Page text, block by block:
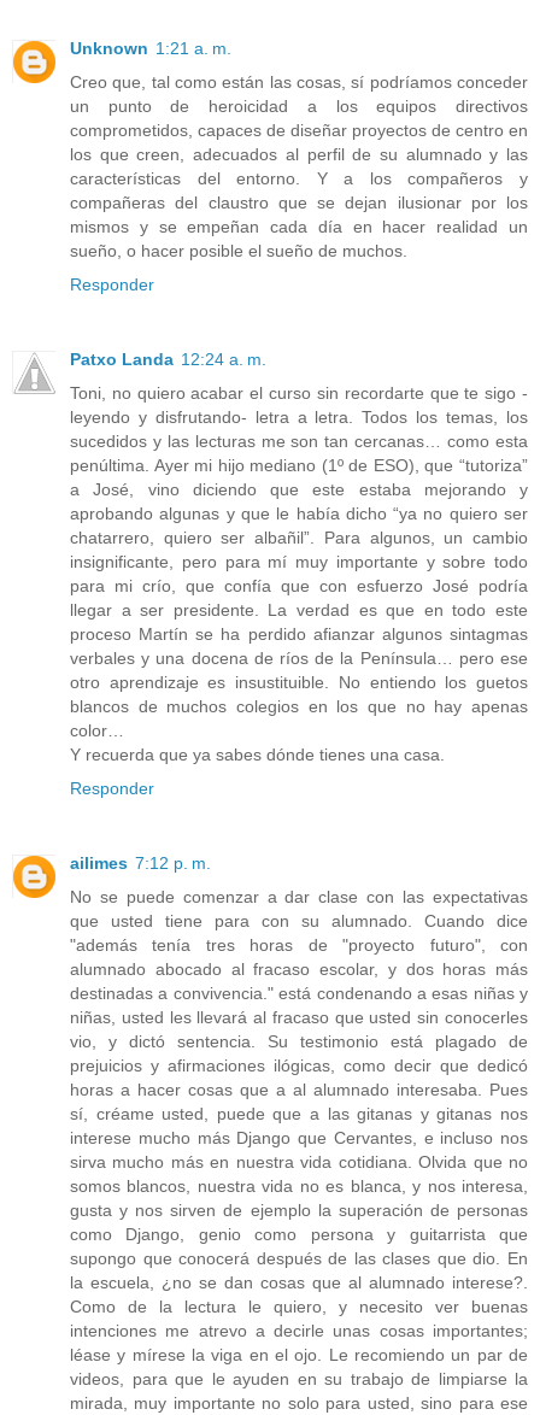
Unknown 1:21 a. m.
Creo que, tal como están las cosas, sí podríamos conceder
un punto de heroicidad a los equipos directivos
comprometidos, capaces de diseñar proyectos de centro en
los que creen, adecuados al perfil de su alumnado y las
características del entorno. Y a los compañeros y
compañeras del claustro que se dejan ilusionar por los
mismos y se empeñan cada día en hacer realidad un
sueño, o hacer posible el sueño de muchos.
Responder
Patxo Landa 12:24 a. m.
Toni, no quiero acabar el curso sin recordarte que te sigo -
leyendo y disfrutando- letra a letra. Todos los temas, los
sucedidos y las lecturas me son tan cercanas… como esta
penúltima. Ayer mi hijo mediano (1º de ESO), que “tutoriza”
a José, vino diciendo que este estaba mejorando y
aprobando algunas y que le había dicho “ya no quiero ser
chatarrero, quiero ser albañil”. Para algunos, un cambio
insignificante, pero para mí muy importante y sobre todo
para mi crío, que confía que con esfuerzo José podría
llegar a ser presidente. La verdad es que en todo este
proceso Martín se ha perdido afianzar algunos sintagmas
verbales y una docena de ríos de la Península… pero ese
otro aprendizaje es insustituible. No entiendo los guetos
blancos de muchos colegios en los que no hay apenas
color…
Y recuerda que ya sabes dónde tienes una casa.
Responder
ailimes 7:12 p. m.
No se puede comenzar a dar clase con las expectativas
que usted tiene para con su alumnado. Cuando dice
"además tenía tres horas de "proyecto futuro", con
alumnado abocado al fracaso escolar, y dos horas más
destinadas a convivencia." está condenando a esas niñas y
niñas, usted les llevará al fracaso que usted sin conocerles
vio, y dictó sentencia. Su testimonio está plagado de
prejuicios y afirmaciones ilógicas, como decir que dedicó
horas a hacer cosas que a al alumnado interesaba. Pues
sí, créame usted, puede que a las gitanas y gitanas nos
interese mucho más Django que Cervantes, e incluso nos
sirva mucho más en nuestra vida cotidiana. Olvida que no
somos blancos, nuestra vida no es blanca, y nos interesa,
gusta y nos sirven de ejemplo la superación de personas
como Django, genio como persona y guitarrista que
supongo que conocerá después de las clases que dio. En
la escuela, ¿no se dan cosas que al alumnado interese?.
Como de la lectura le quiero, y necesito ver buenas
intenciones me atrevo a decirle unas cosas importantes;
léase y mírese la viga en el ojo. Le recomiendo un par de
videos, para que le ayuden en su trabajo de limpiarse la
mirada, muy importante no solo para usted, sino para ese